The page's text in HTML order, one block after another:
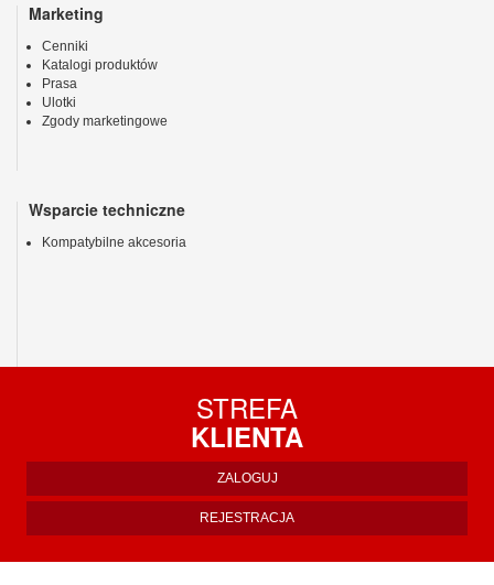
Marketing
Cenniki
Katalogi produktów
Prasa
Ulotki
Zgody marketingowe
Wsparcie techniczne
Kompatybilne akcesoria
STREFA
KLIENTA
ZALOGUJ
REJESTRACJA